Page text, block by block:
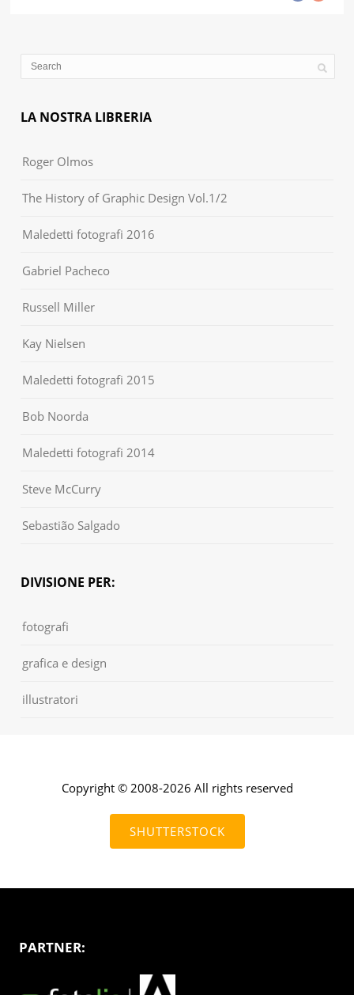
LA NOSTRA LIBRERIA
Roger Olmos
The History of Graphic Design Vol.1/2
Maledetti fotografi 2016
Gabriel Pacheco
Russell Miller
Kay Nielsen
Maledetti fotografi 2015
Bob Noorda
Maledetti fotografi 2014
Steve McCurry
Sebastião Salgado
DIVISIONE PER:
fotografi
grafica e design
illustratori
Copyright © 2008-2026 All rights reserved
SHUTTERSTOCK
PARTNER: